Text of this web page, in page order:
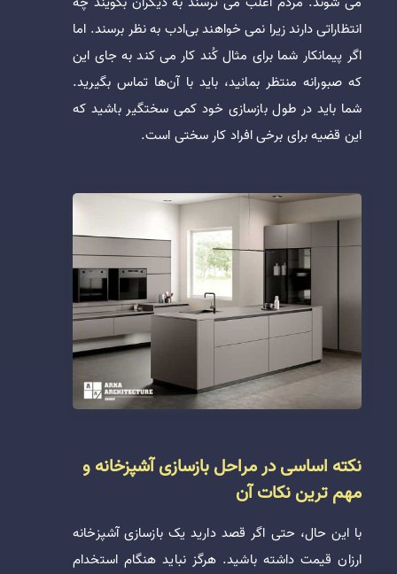
انتظاراتی دارند زیرا نمی ‌خواهند بی‌ادب به نظر برسند. اما
اگر پیمانکار شما برای مثال کُند کار می‌ کند به جای این
که صبورانه منتظر بمانید، باید با آن‌ها تماس بگیرید.
شما باید در طول بازسازی خود کمی سختگیر باشید که
این قضیه برای برخی افراد کار سختی است.
نکته اساسی در مراحل بازسازی آشپزخانه و
مهم ترین نکات آن
با این حال، حتی اگر قصد دارید یک بازسازی آشپزخانه
ارزان قیمت داشته باشید. هرگز نباید هنگام استخدام